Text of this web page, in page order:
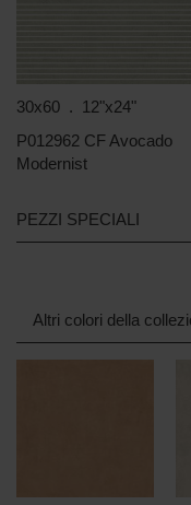
30x60 . 12"x24"
P012962 CF Avocado
Modernist
PEZZI SPECIALI
Altri colori della